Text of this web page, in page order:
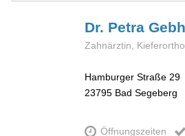
Dr. Petra
Zahnärztin,
Hamburger Straße 29
23795 Bad Segeberg
Öffnungszeiten